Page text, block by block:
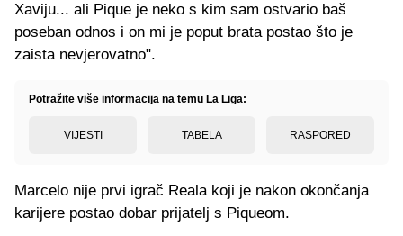
Xaviju... ali Pique je neko s kim sam ostvario baš
poseban odnos i on mi je poput brata postao što je
zaista nevjerovatno".
Potražite više informacija na temu La Liga:
VIJESTI TABELA RASPORED
Marcelo nije prvi igrač Reala koji je nakon okončanja
karijere postao dobar prijatelj s Piqueom.